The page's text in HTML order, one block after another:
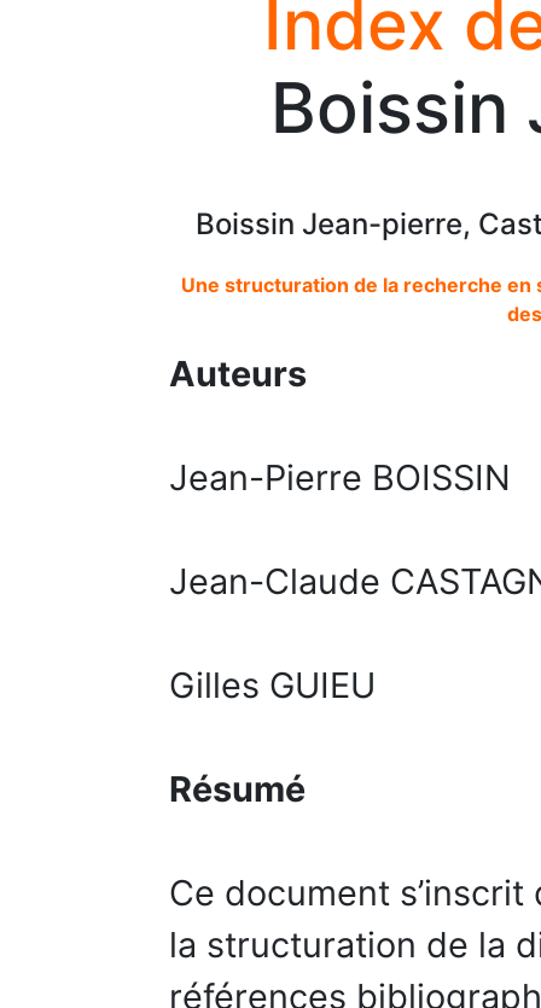
Index
Boissin
Boissin Jean-pierre,
Une structuration de la recherche
Auteurs
Jean-Pierre BOISSIN
Jean-Claude
Gilles GUIEU
Résumé
Ce document
la structuration de la
références